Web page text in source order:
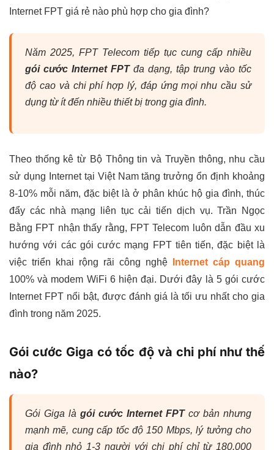
Internet FPT giá rẻ nào phù hợp cho gia đình?
Năm 2025, FPT Telecom tiếp tục cung cấp nhiều
gói cước Internet FPTđa dạng, tập trung vào tốc
độ cao và chi phí hợp lý, đáp ứng mọi nhu cầu sử
dụng từ ít đến nhiều thiết bị trong gia đình.
Theo thống kê từ Bộ Thông tin và Truyền thông, nhu cầu
sử dụng Internet tại Việt Nam tăng trưởng ổn định khoảng
8-10% mỗi năm, đặc biệt là ở phân khúc hộ gia đình, thúc
đẩy các nhà mạng liên tục cải tiến dịch vụ. Trần Ngọc
Bằng FPT nhận thấy rằng, FPT Telecom luôn dẫn đầu xu
hướng với các gói cước mạng FPT tiên tiến, đặc biệt là
việc triển khai rộng rãi công nghệ
Internet cáp quang
100% và modem WiFi 6 hiện đại. Dưới đây là 5 gói cước
Internet FPT nổi bật, được đánh giá là tối ưu nhất cho gia
đình trong năm 2025.
Gói cước Giga có tốc độ và chi phí như thế
nào?
Gói Giga là gói cước Internet FPTcơ bản nhưng
mạnh mẽ, cung cấp tốc độ 150 Mbps, lý tưởng cho
gia đình nhỏ 1-3 người với chi phí chỉ từ 180.000